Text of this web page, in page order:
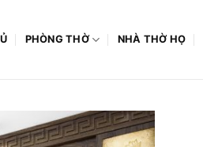
PHÒNG THỜ NHÀ THỜ HỌ